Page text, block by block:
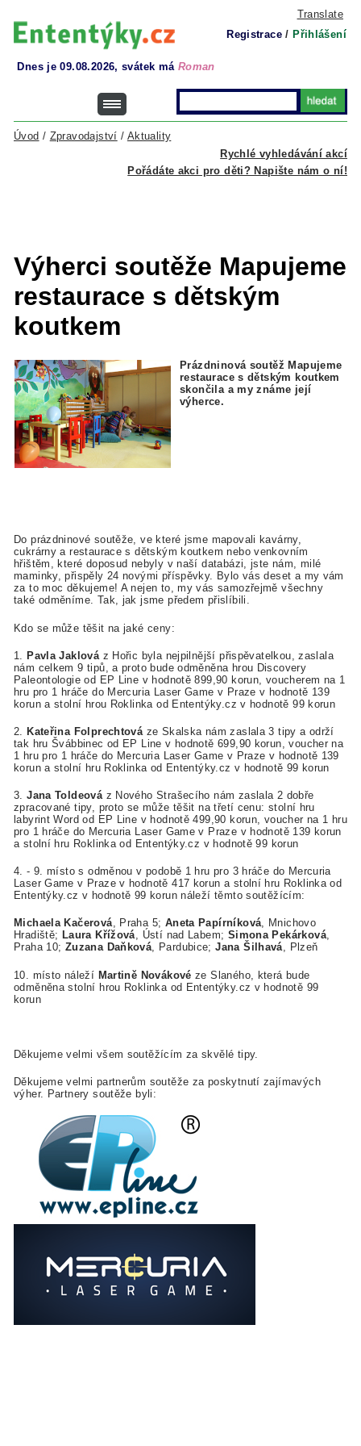
Translate
Registrace / Přihlášení
Dnes je 09.08.2026, svátek má Roman
Rychlé vyhledávání akcí
Úvod / Zpravodajství / Aktuality
Pořádáte akci pro děti? Napište nám o ní!
Výherci soutěže Mapujeme
restaurace s dětským
koutkem
Prázdninová soutěž Mapujeme
restaurace s dětským koutkem
skončila a my známe její
výherce.
Do prázdninové soutěže, ve které jsme mapovali kavárny,
cukrárny a restaurace s dětským koutkem nebo venkovním
hřištěm, které doposud nebyly v naší databázi, jste nám, milé
maminky, přispěly 24 novými příspěvky. Bylo vás deset a my vám
za to moc děkujeme! A nejen to, my vás samozřejmě všechny
také odměníme. Tak, jak jsme předem přislíbili.
Kdo se může těšit na jaké ceny:
1.Pavla Jaklová z Hořic byla nejpilnější přispěvatelkou, zaslala
nám celkem 9 tipů, a proto bude odměněna hrou Discovery
Paleontologie od EP Line v hodnotě 899,90 korun, voucherem na 1
hru pro 1 hráče do Mercuria Laser Game v Praze v hodnotě 139
korun a stolní hrou Roklinka od Ententýky.cz v hodnotě 99 korun
2. Kateřina Folprechtová ze Skalska nám zaslala 3 tipy a održí
tak hru Švábbinec od EP Line v hodnotě 699,90 korun, voucher na
1 hru pro 1 hráče do Mercuria Laser Game v Praze v hodnotě 139
korun a stolní hru Roklinka od Ententýky.cz v hodnotě 99 korun
3.Jana Toldeováz Nového Strašecího nám zaslala 2 dobře
zpracované tipy, proto se může těšit na třetí cenu: stolní hru
labyrint Word od EP Line v hodnotě 499,90 korun, voucher na 1 hru
pro 1 hráče do Mercuria Laser Game v Praze v hodnotě 139 korun
a stolní hru Roklinka od Ententýky.cz v hodnotě 99 korun
4. - 9. místo s odměnou v podobě 1 hru pro 3 hráče do Mercuria
Laser Game v Praze v hodnotě 417 korun a stolní hru Roklinka od
Ententýky.cz v hodnotě 99 korun náleží těmto soutěžícím:
Michaela Kačerová, Praha 5; Aneta Papírníková, Mnichovo
Hradiště; Laura Křížová, Ústí nad Labem; Simona Pekárková,
Praha 10; Zuzana Daňková, Pardubice;Jana Šilhavá, Plzeň
10. místo náleží Martině Novákové ze Slaného, která bude
odměněna stolní hrou Roklinka od Ententýky.cz v hodnotě 99
korun
Děkujeme velmi všem soutěžícím za skvělé tipy.
Děkujeme velmi partnerům soutěže za poskytnutí zajímavých
výher. Partnery soutěže byli: